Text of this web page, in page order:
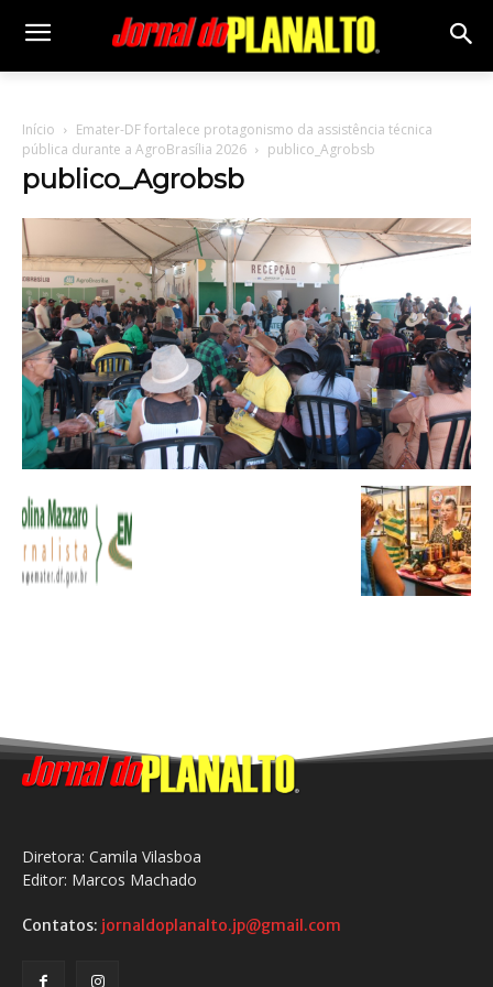
Início
Emater-DF fortalece protagonismo da assistência técnica
pública durante a AgroBrasília 2026
publico_Agrobsb
publico_Agrobsb
Diretora: Camila Vilasboa
Editor: Marcos Machado
Contatos: jornaldoplanalto.jp@gmail.com